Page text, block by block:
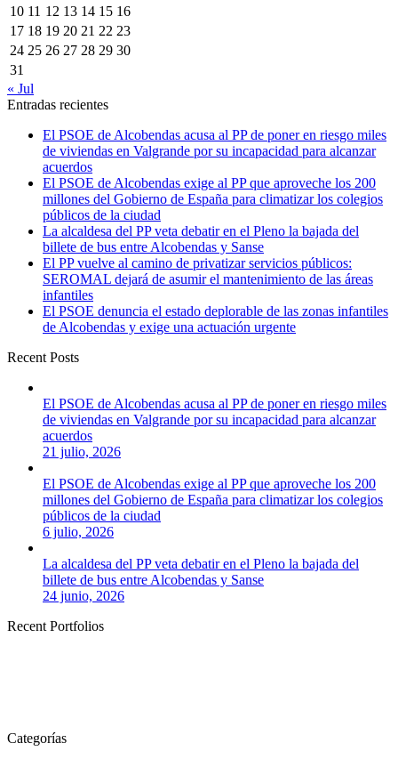
10 11 12 13 14 15 16
17 18 19 20 21 22 23
24 25 26 27 28 29 30
31
« Jul
Entradas recientes
El PSOE de Alcobendas acusa al PP de poner en riesgo miles
de viviendas en Valgrande por su incapacidad para alcanzar
acuerdos
El PSOE de Alcobendas exige al PP que aproveche los 200
millones del Gobierno de España para climatizar los colegios
públicos de la ciudad
La alcaldesa del PP veta debatir en el Pleno la bajada del
billete de bus entre Alcobendas y Sanse
El PP vuelve al camino de privatizar servicios públicos:
SEROMAL dejará de asumir el mantenimiento de las áreas
infantiles
El PSOE denuncia el estado deplorable de las zonas infantiles
de Alcobendas y exige una actuación urgente
Recent Posts
El PSOE de Alcobendas acusa al PP de poner en riesgo miles
de viviendas en Valgrande por su incapacidad para alcanzar
acuerdos
21 julio, 2026
El PSOE de Alcobendas exige al PP que aproveche los 200
millones del Gobierno de España para climatizar los colegios
públicos de la ciudad
6 julio, 2026
La alcaldesa del PP veta debatir en el Pleno la bajada del
billete de bus entre Alcobendas y Sanse
24 junio, 2026
Recent Portfolios
Categorías